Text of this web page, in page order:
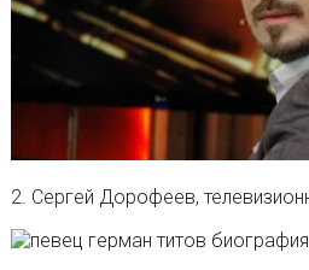
2. Сергей Дорофеев,